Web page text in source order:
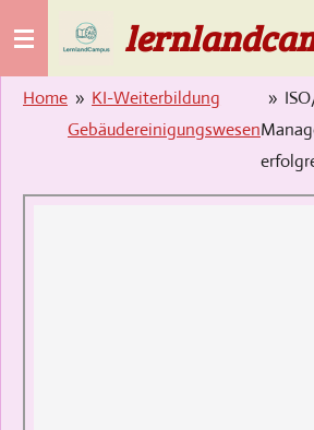
Zum
Hauptinhalt
springen
Home » KI-Weiterbildung
Gebäudereinigungswesen
»